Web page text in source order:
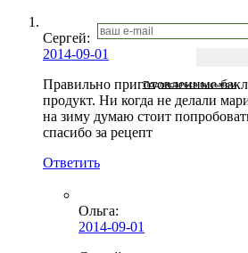
Подписаться письмом
Сергей:
2014-09-01
Правильно приготовленные
продукт. Ни когда не делали
на зиму думаю стоит
спасибо за рецепт
Ответить
Ольга:
2014-09-01